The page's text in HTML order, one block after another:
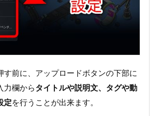
す前に、アップロードボタンの下部に
力欄からタイトルや説明文、タグや動
定を行うことが出来ます。